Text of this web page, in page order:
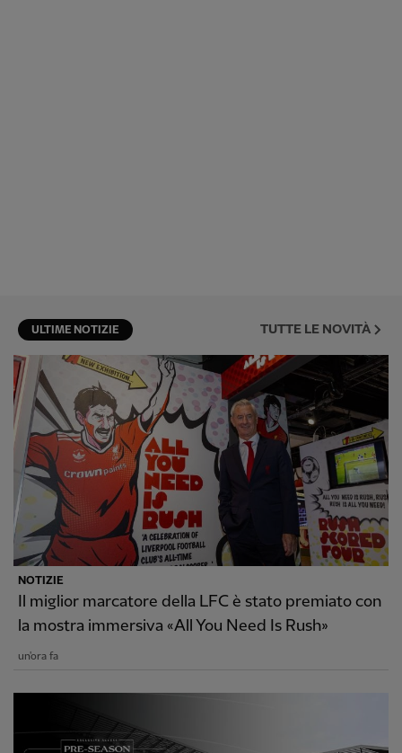
ULTIME NOTIZIE TUTTE LE NOVITÀ
NOTIZIE
Il miglior marcatore della LFC è stato premiato con
la mostra immersiva «All You Need Is Rush»
un'ora fa